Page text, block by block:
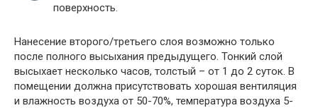
поверхность.
Нанесение второго/третьего слоя возможно только
после полного высыхания предыдущего. Тонкий слой
высыхает несколько часов, толстый – от 1 до 2 суток. В
помещении должна присутствовать хорошая вентиляция
и влажность воздуха от 50-70%, температура воздуха 5-